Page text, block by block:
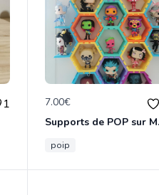
1 7.00€
poip